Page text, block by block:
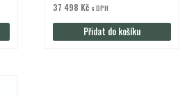
37 498 Kč s DPH
Přidat do košíku